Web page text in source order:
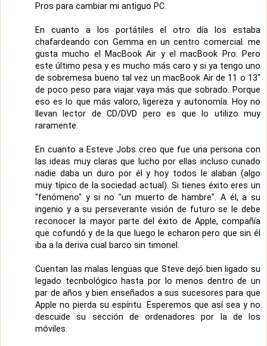
Pros para cambiar mi antiguo PC.
En cuanto a los portátiles el otro día los estaba
chafardeando con Gemma en un centro comercial. me
gusta mucho el MacBook Air y el macBook Pro. Pero
este último pesa y es mucho más caro y si ya tengo uno
de sobremesa bueno tal vez un macBook Air de 11 o 13"
de poco peso para viajar vaya más que sobrado. Porque
eso es lo que más valoro, ligereza y autonomía. Hoy no
llevan lector de CD/DVD pero es que lo utilizo muy
raramente.
En cuanto a Esteve Jobs creo que fue una persona con
las ideas muy claras que lucho por ellas incluso cunado
nadie daba un duro por él y hoy todos le alaban (algo
muy típico de la sociedad actual). Si tienes éxito eres un
"fenómeno" y si no "un muerto de hambre". A él, a su
ingenio y a su perseverante visión de futuro se le debe
reconocer la mayor parte del éxito de Apple, compañía
que cofundó y de la que luego le echaron pero que sin él
iba a la deriva cual barco sin timonel.
Cuentan las malas lenguas que Steve dejó bien ligado su
legado tecnbológico hasta por lo menos dentro de un
par de años y bien enseñados a sus sucesores para que
Apple no pierda su espíritu. Esperemos que así sea y no
descuide su sección de ordenadores por la de los
móviles.